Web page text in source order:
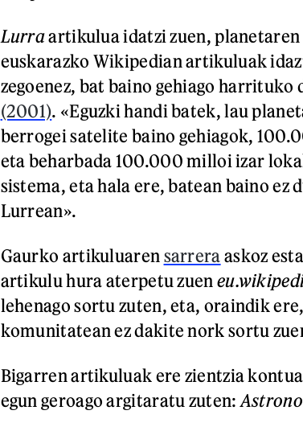
Lurraartikulua idatzi zuen,
euskarazko Wikipedian artikuluak
zegoenez, bat baino gehiago harrituko
(2001). «Eguzki handi batek, lau
berrogei satelite baino gehiagok,
eta beharbada 100.000 milloi izar
sistema, eta hala ere, batean baino ez
Lurrean».
Gaurko artikuluaren sarrera askoz
artikulu hura aterpetu zuen
lehenago sortu zuten, eta, oraindik
komunitatean ez dakite nork sortu
Bigarren artikuluak ere zientzia
egun geroago argitaratu zuten: